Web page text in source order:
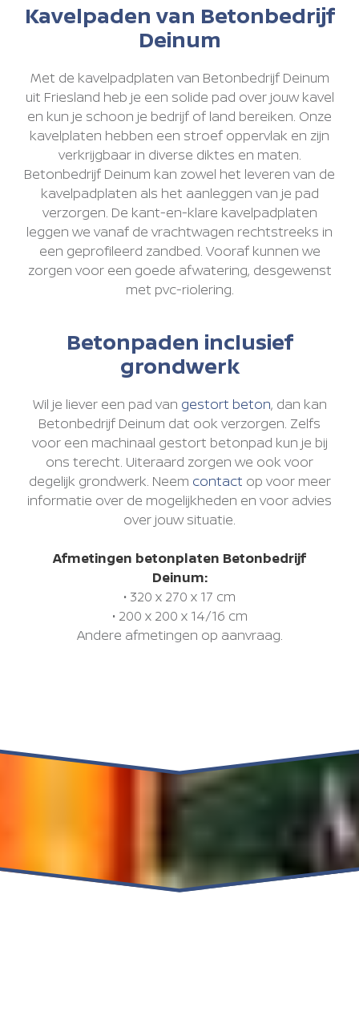
Kavelpaden van Betonbedrijf
Deinum
Met de kavelpadplaten van Betonbedrijf Deinum
uit Friesland heb je een solide pad over jouw kavel
en kun je schoon je bedrijf of land bereiken. Onze
kavelplaten hebben een stroef oppervlak en zijn
verkrijgbaar in diverse diktes en maten.
Betonbedrijf Deinum kan zowel het leveren van de
kavelpadplaten als het aanleggen van je pad
verzorgen. De kant-en-klare kavelpadplaten
leggen we vanaf de vrachtwagen rechtstreeks in
een geprofileerd zandbed. Vooraf kunnen we
zorgen voor een goede afwatering, desgewenst
met pvc-riolering.
Betonpaden inclusief
grondwerk
Wil je liever een pad van gestort beton, dan kan
Betonbedrijf Deinum dat ook verzorgen. Zelfs
voor een machinaal gestort betonpad kun je bij
ons terecht. Uiteraard zorgen we ook voor
degelijk grondwerk. Neem contact op voor meer
informatie over de mogelijkheden en voor advies
over jouw situatie.
Afmetingen betonplaten Betonbedrijf
Deinum:
• 320 x 270 x 17 cm
• 200 x 200 x 14/16 cm
Andere afmetingen op aanvraag.